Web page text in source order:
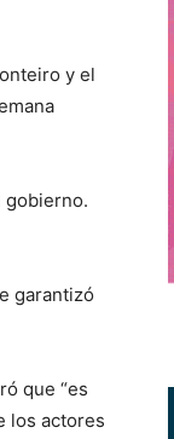
y el
gobierno.
garantizó
que “es
los actores